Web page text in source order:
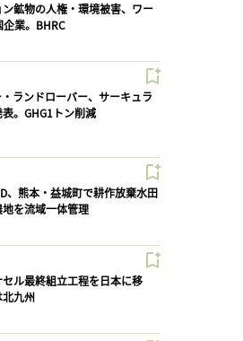
ン鉱物の人権・環境被害、ワー
業。BHRC
・ランドローバー、サーキュラ
。GHG1トン削減
、熊本・益城町で耕作放棄水田
を流域一体管理
セル最終組立工程を日本に移
九州